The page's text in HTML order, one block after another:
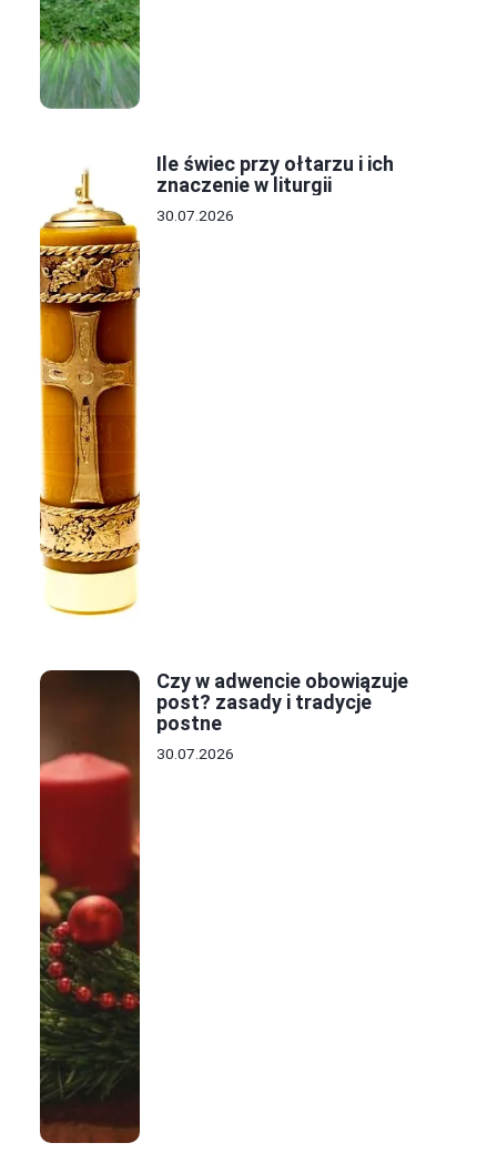
Ile świec przy ołtarzu i ich
znaczenie w liturgii
30.07.2026
Czy w adwencie obowiązuje
post? zasady i tradycje
postne
30.07.2026